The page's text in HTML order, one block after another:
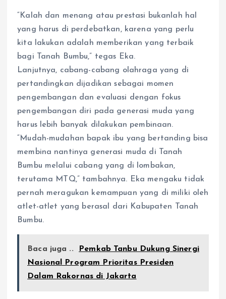
“Kalah dan menang atau prestasi bukanlah hal
yang harus di perdebatkan, karena yang perlu
kita lakukan adalah memberikan yang terbaik
bagi Tanah Bumbu,” tegas Eka.
Lanjutnya, cabang-cabang olahraga yang di
pertandingkan dijadikan sebagai momen
pengembangan dan evaluasi dengan fokus
pengembangan diri pada generasi muda yang
harus lebih banyak dilakukan pembinaan.
“Mudah-mudahan bapak ibu yang bertanding bisa
membina nantinya generasi muda di Tanah
Bumbu melalui cabang yang di lombakan,
terutama MTQ,” tambahnya. Eka mengaku tidak
pernah meragukan kemampuan yang di miliki oleh
atlet-atlet yang berasal dari Kabupaten Tanah
Bumbu.
Baca juga ..
Pemkab Tanbu Dukung Sinergi
Nasional Program Prioritas Presiden
Dalam Rakornas di Jakarta